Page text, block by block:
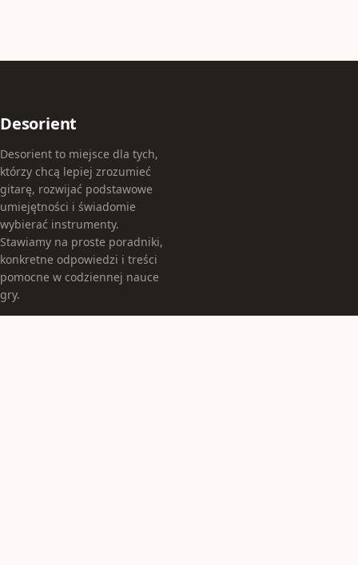
Desorient
Desorient to miejsce dla tych,
którzy chcą lepiej zrozumieć
gitarę, rozwijać podstawowe
umiejętności i świadomie
wybierać instrumenty.
Stawiamy na proste poradniki,
konkretne odpowiedzi i treści
pomocne w codziennej nauce
gry.